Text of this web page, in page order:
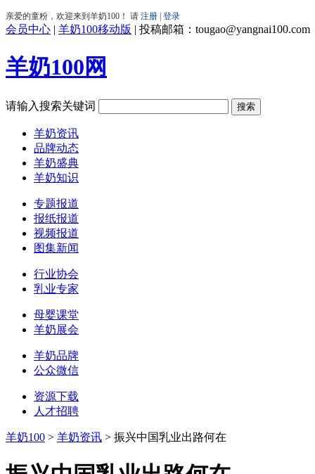
会员中心 | 羊奶100移动版 | 投稿邮箱：tougao@yangnai100.com
羊奶100网
请输入搜索关键词
羊奶资讯
品牌动态
羊奶盛典
羊奶知识
专题报道
报纸报道
视频报道
图集新闻
行业协会
乳业专家
母婴课堂
羊奶展会
羊奶品牌
公众微信
资源下载
人才招聘
羊奶100 > 羊奶资讯 > 振兴中国乳业出路何在